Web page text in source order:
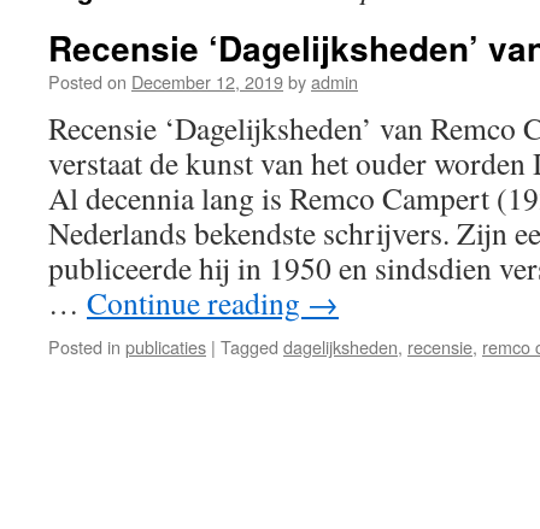
Recensie ‘Dagelijksheden’
Posted on December 12, 2019byadmin
Recensie ‘Dagelijksheden’ van Remco
verstaat de kunst van het ouder
Al decennia lang is Remco Campert
Nederlands bekendste schrijvers. Zijn
publiceerde hij in 1950 en sindsdien
… Continue reading →
Posted in publicaties | Tagged dagelijksheden, recensie, remco